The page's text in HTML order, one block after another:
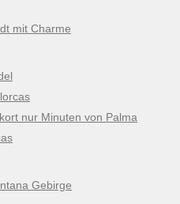
mit Charme
nur Minuten von Palma
Gebirge